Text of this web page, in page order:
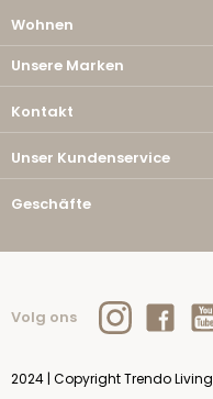
Wohnen
Unsere Marken
Kontakt
Unser Kundenservice
Geschäfte
Volg ons
2024 | Copyright Trendo Living